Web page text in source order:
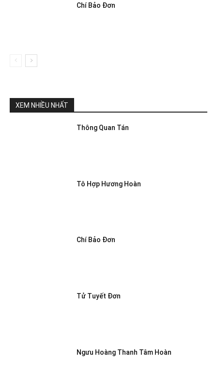
Chí Bảo Đơn
XEM NHIỀU NHẤT
Thông Quan Tán
Tô Hợp Hương Hoàn
Chí Bảo Đơn
Tử Tuyết Đơn
Ngưu Hoàng Thanh Tâm Hoàn